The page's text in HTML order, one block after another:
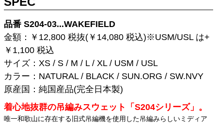
品番 S204-03...WAKEFIELD
金額：￥12,800 税抜(￥14,080 税込)※USM/USL は+
￥1,100 税込
サイズ：XS / S / M / L / XL / USM / USL
カラー：NATURAL / BLACK / SUN.ORG / SW.NVY
原産国：純国産品(完全日本製)
着心地抜群の吊編みスウェット「S204シリーズ」。
唯一和歌山に存在する旧式吊編機を使用した吊編みらしいミディア